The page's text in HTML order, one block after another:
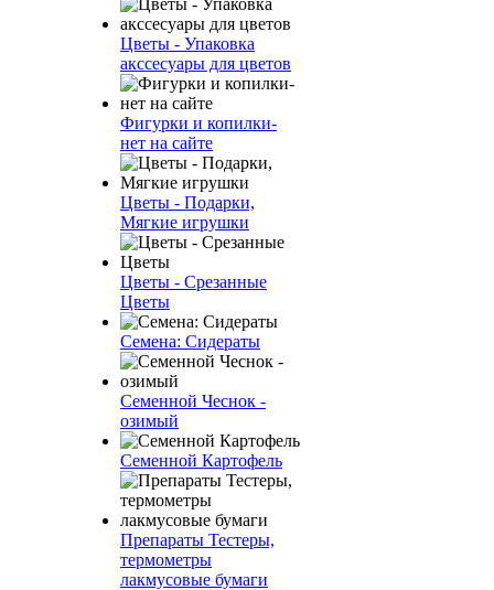
Цветы - Упаковка
акссесуары для цветов
Фигурки и копилки-
нет на сайте
Цветы - Подарки,
Мягкие игрушки
Цветы - Срезанные
Цветы
Семена: Сидераты
Семенной Чеснок -
озимый
Семенной Картофель
Препараты Тестеры,
термометры
лакмусовые бумаги